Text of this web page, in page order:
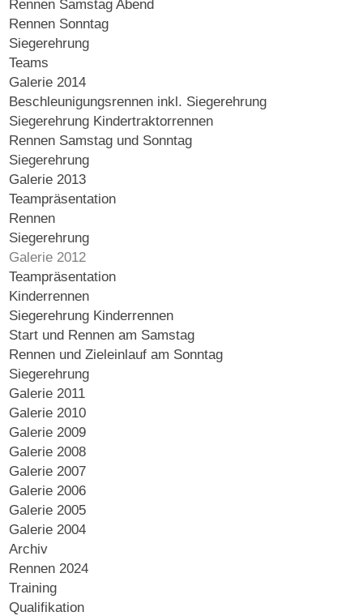
Rennen Samstag Abend
Rennen Sonntag
Siegerehrung
Teams
Galerie 2014
Beschleunigungsrennen inkl. Siegerehrung
Siegerehrung Kindertraktorrennen
Rennen Samstag und Sonntag
Siegerehrung
Galerie 2013
Teampräsentation
Rennen
Siegerehrung
Galerie 2012
Teampräsentation
Kinderrennen
Siegerehrung Kinderrennen
Start und Rennen am Samstag
Rennen und Zieleinlauf am Sonntag
Siegerehrung
Galerie 2011
Galerie 2010
Galerie 2009
Galerie 2008
Galerie 2007
Galerie 2006
Galerie 2005
Galerie 2004
Archiv
Rennen 2024
Training
Qualifikation